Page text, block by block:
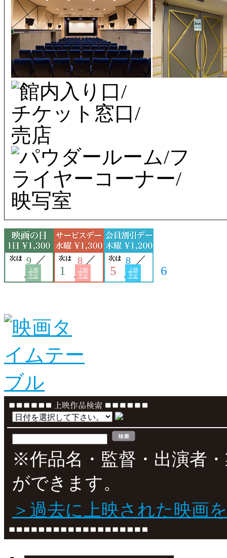
上映
予定
9
1
上映
予定
8
5
上映
予定
8
6
※作品名・監督・出演者
ができます。
＞過去に上映された映画